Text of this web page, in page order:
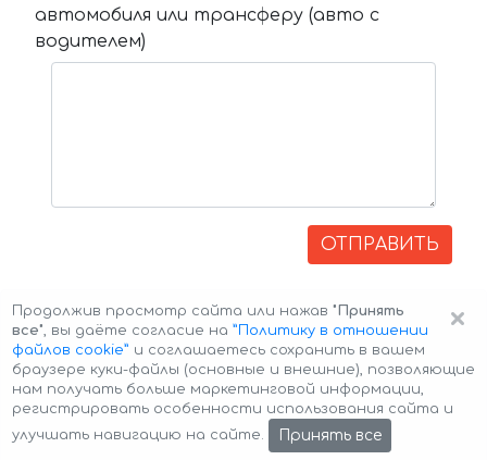
автомобиля или трансферу (авто с
водителем)
ОТПРАВИТЬ
Авторские права © 2026 Авто-Аренда Cookie Policy
×
Продолжив просмотр сайта или нажав "Принять
все", вы даёте согласие на ”Политику в отношении
файлов cookie” и соглашаетесь сохранить в вашем
браузере куки-файлы (основные и внешние), позволяющие
нам получать больше маркетинговой информации,
регистрировать особенности использования сайта и
улучшать навигацию на сайте.
Принять все